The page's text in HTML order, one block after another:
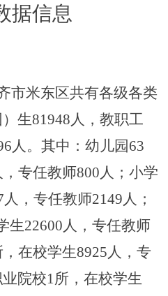
据信息
市米东区共有各级各类
生81948人，教职工
人。其中：幼儿园63
，专任教师800人；小学
人，专任教师2149人；
生22600人，专任教师
，在校学生8925人，专
院校1所，在校学生